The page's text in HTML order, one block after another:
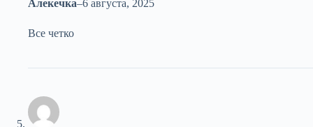
Алекечка–6 августа, 2025
Все четко